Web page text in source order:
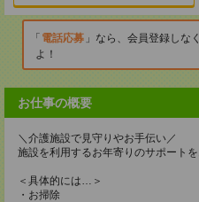
電話応募
なら、会員登録しな
よ！
お仕事の概要
＼介護施設で見守りやお手伝い／
施設を利用するお年寄りのサポートを
＜具体的には…＞
・お掃除